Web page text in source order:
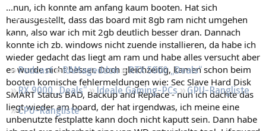
Leserartikel
Regeln
Podcast RAMageddon
RTX 5000 „Deals“
RX 9000 „Deals“
Ideale Gaming-PCs
GPU-Rangliste
CPU-Rangliste
...nun, ich konnte am anfang kaum booten. Hat sich
herausgestellt, dass das board mit 8gb ram nicht umgehen
kann, also war ich mit 2gb deutlich besser dran. Dannach
konnte ich zb. windows nicht zuende installieren, da habe ich
wieder gedacht das liegt am ram und habe alles versucht aber
es wurde nicht besser. Doch gleichzeitig, kamen schon beim
booten komische fehlermeldungen wie: Sec Slave Hard Disk
SMART Status BAD, Backup and Replace - nun ich dachte das
liegt wieder am board, der hat irgendwas, ich meine eine
unbenutzte festplatte kann doch nicht kaputt sein. Dann habe